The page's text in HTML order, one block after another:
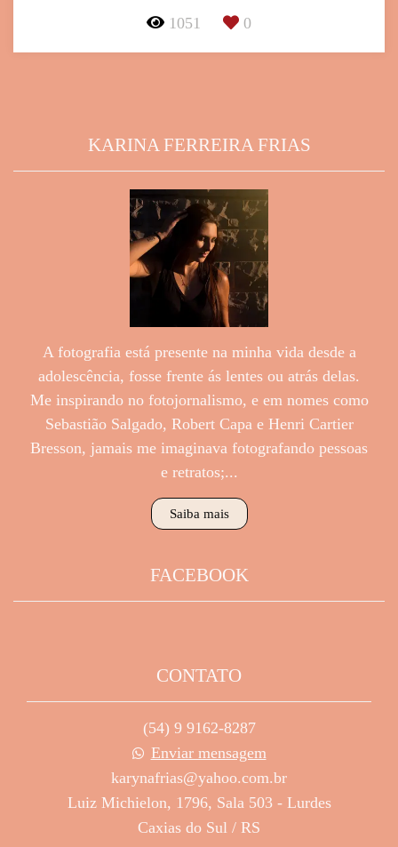
1051 0
KARINA FERREIRA FRIAS
A fotografia está presente na minha vida desde a
adolescência, fosse frente ás lentes ou atrás delas.
Me inspirando no fotojornalismo, e em nomes como
Sebastião Salgado, Robert Capa e Henri Cartier
Bresson, jamais me imaginava fotografando pessoas
e retratos;...
Saiba mais
FACEBOOK
CONTATO
(54) 9 9162-8287
Enviar mensagem
karynafrias@yahoo.com.br
Luiz Michielon, 1796, Sala 503 - Lurdes
Caxias do Sul / RS